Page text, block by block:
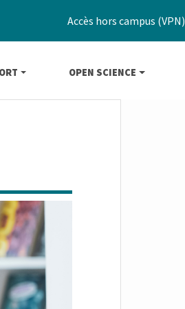
Accès hors campus (VPN)
OPEN SCIENCE